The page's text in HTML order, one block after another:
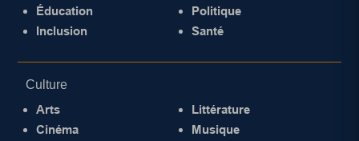
Éducation
Inclusion
Politique
Santé
Culture
Arts
Cinéma
Littérature
Musique